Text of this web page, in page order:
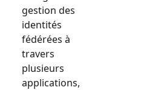
gestion des
identités
fédérées à
travers
plusieurs
applications,